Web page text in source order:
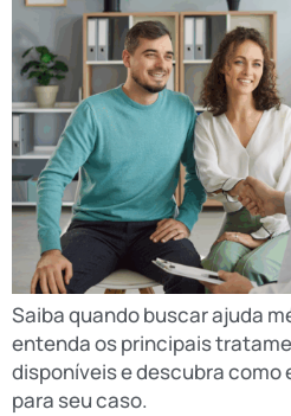
Saiba quando buscar ajuda
entenda os principais
disponíveis e descubra como
para seu caso.